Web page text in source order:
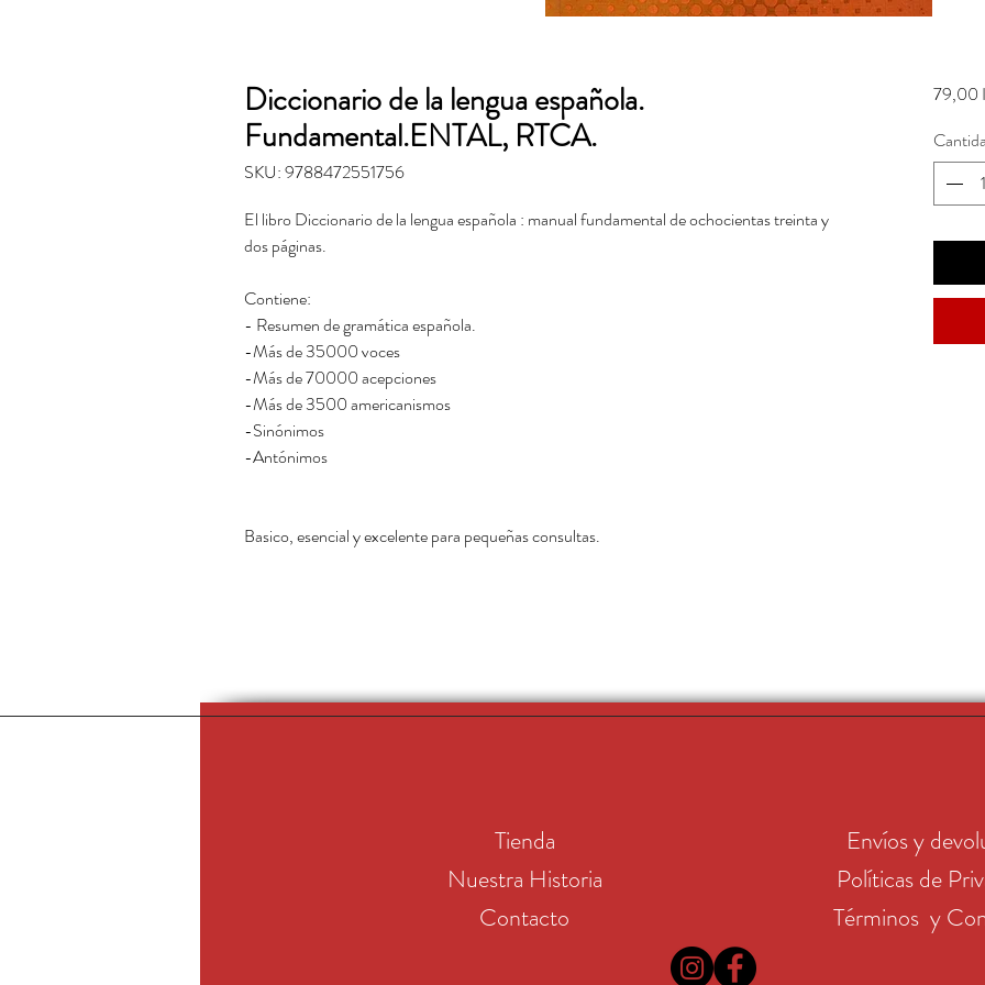
Diccionario de la lengua española.
Fundamental.ENTAL, RTCA.
SKU: 9788472551756
El libro Diccionario de la lengua española : manual fundamental de ochocientas treinta y
dos páginas.
Contiene:
- Resumen de gramática española.
-Más de 35000 voces
-Más de 70000 acepciones
-Más de 3500 americanismos
-Sinónimos
-Antónimos
Basico, esencial y excelente para pequeñas consultas.
79,00
Tienda
Nuestra Historia
Contacto
Envíos y
Políticas de
Términos y